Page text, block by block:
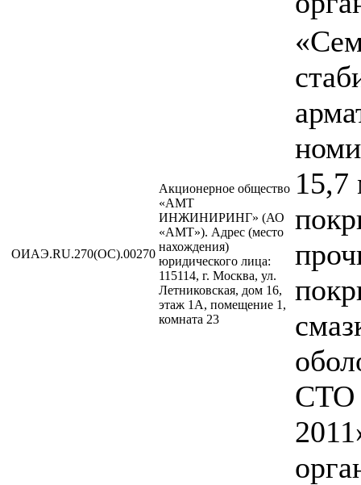
ОИАЭ.RU.270(ОС).00270
Акционерное общество
«АМТ
ИНЖИНИРИНГ» (АО
«АМТ»). Адрес (место
нахождения)
юридического лица:
115114, г. Москва, ул.
Летниковская, дом 16,
этаж 1A, помещение 1,
комната 23
15,7
СТО